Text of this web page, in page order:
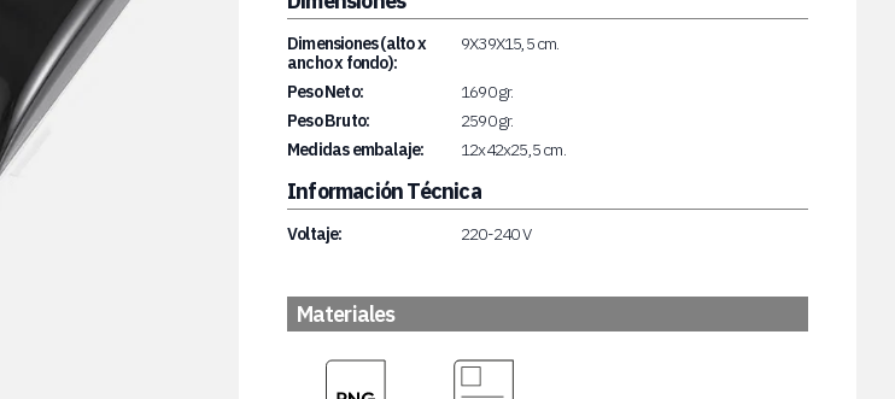
Dimensiones (alto x
ancho x fondo):
9X39X15,5 cm.
Peso Neto:
1690 gr.
Peso Bruto:
2590 gr.
Medidas embalaje:
12x42x25,5 cm.
Información Técnica
Voltaje: 220-240 V
Materiales